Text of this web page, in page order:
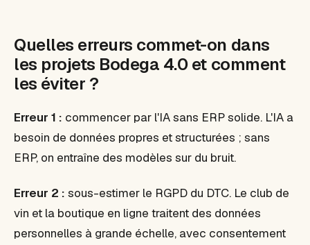
Quelles erreurs commet-on dans
les projets Bodega 4.0 et comment
les éviter ?
Erreur 1 : commencer par l'IA sans ERP solide. L'IA a
besoin de données propres et structurées ; sans
ERP, on entraîne des modèles sur du bruit.
Erreur 2 : sous-estimer le RGPD du DTC. Le club de
vin et la boutique en ligne traitent des données
personnelles à grande échelle, avec consentement